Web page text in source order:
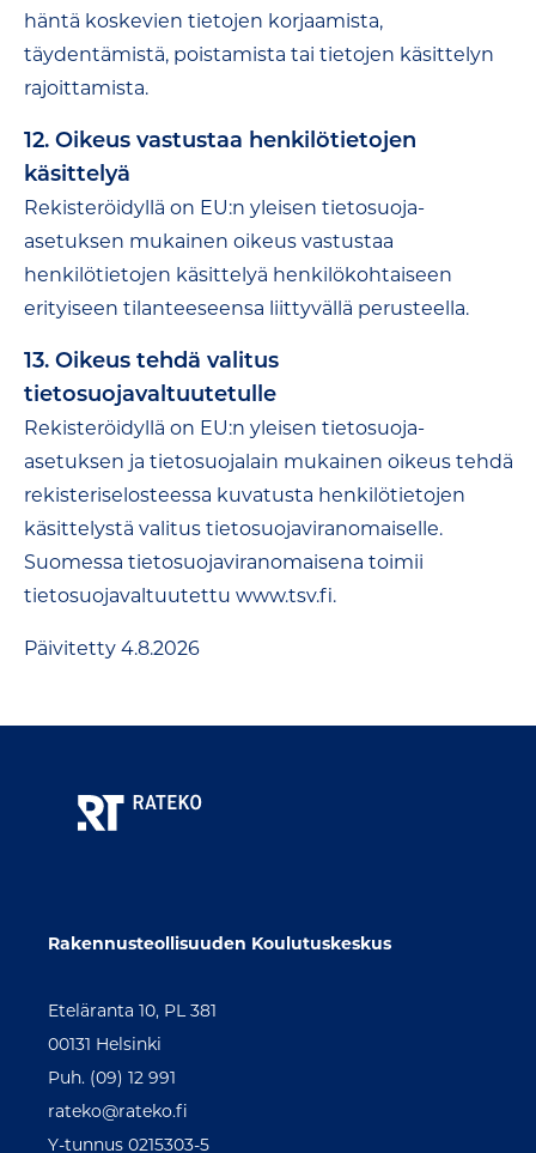
häntä koskevien tietojen korjaamista,
täydentämistä, poistamista tai tietojen käsittelyn
rajoittamista.
12. Oikeus vastustaa henkilötietojen
käsittelyä
Rekisteröidyllä on EU:n yleisen tietosuoja-
asetuksen mukainen oikeus vastustaa
henkilötietojen käsittelyä henkilökohtaiseen
erityiseen tilanteeseensa liittyvällä perusteella.
13. Oikeus tehdä valitus
tietosuojavaltuutetulle
Rekisteröidyllä on EU:n yleisen tietosuoja-
asetuksen ja tietosuojalain mukainen oikeus tehdä
rekisteriselosteessa kuvatusta henkilötietojen
käsittelystä valitus tietosuojaviranomaiselle.
Suomessa tietosuojaviranomaisena toimii
tietosuojavaltuutettu www.tsv.fi.
Päivitetty 4.8.2026
Rakennusteollisuuden Koulutuskeskus
Eteläranta 10, PL 381
00131 Helsinki
Puh. (09) 12 991
rateko@rateko.fi
Y-tunnus 0215303-5